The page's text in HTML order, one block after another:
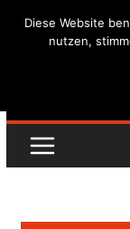
SkipDiese Website
nutzen,